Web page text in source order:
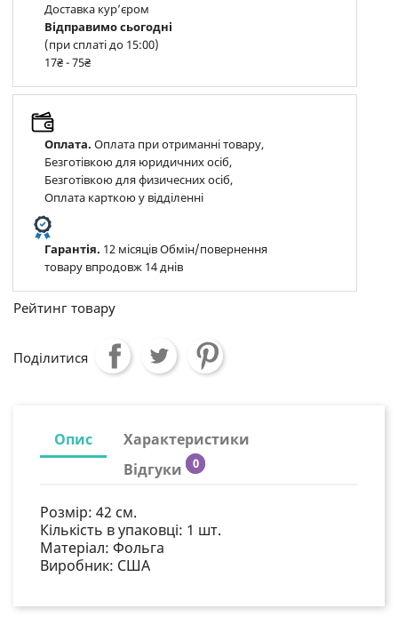
Доставка курʼєром
Відправимо сьогодні
(при сплаті до 15:00)
17₴ - 75₴
Оплата. Оплата при отриманні товару,
Безготівкою для юридичних осіб,
Безготівкою для физичесних осіб,
Оплата карткою у відділенні
Гарантія. 12 місяців Обмін/повернення
товару впродовж 14 днів
Рейтинг товару
Поділитися
Опис
Характеристики
Відгуки
0
Розмір: 42 см.
Кількість в упаковці: 1 шт.
Матеріал: Фольга
Виробник: США